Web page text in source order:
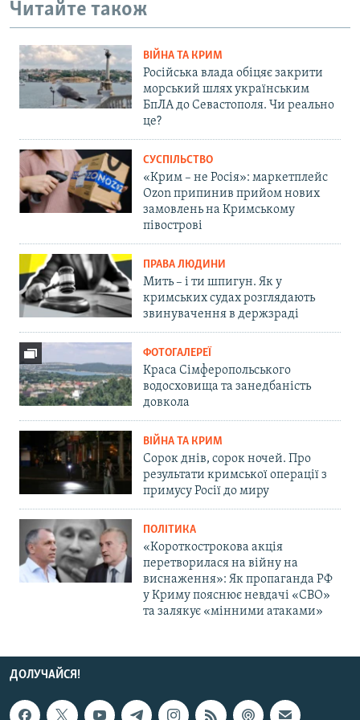
Читайте також
ВІЙНА ТА КРИМ
Російська влада обіцяє закрити
морський шлях українським
БпЛА до Севастополя. Чи реально
це?
СУСПІЛЬСТВО
«Крим – не Росія»: маркетплейс
Ozon припинив прийом нових
замовлень на Кримському
півострові
ПРАВА ЛЮДИНИ
Мить – і ти шпигун. Як у
кримських судах розглядають
звинувачення в держзраді
ФОТОГАЛЕРЕЇ
Краса Сімферопольського
водосховища та занедбаність
довкола
ВІЙНА ТА КРИМ
Сорок днів, сорок ночей. Про
результати кримської операції з
примусу Росії до миру
ПОЛІТИКА
«Короткострокова акція
перетворилася на війну на
виснаження»: Як пропаганда РФ
у Криму пояснює невдачі «СВО»
та залякує «мінними атаками»
ДОЛУЧАЙСЯ!